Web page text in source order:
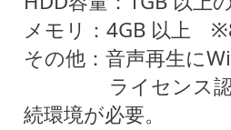
メモリ：4GB 以上
その他：音声再生に
ライセンス認証
続環境が必要。